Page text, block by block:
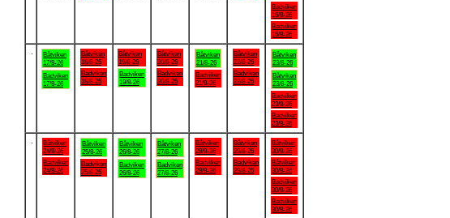
Badviken
16/8-26
Badviken
16/8-26
Båtviken
17/8-26
Badviken
17/8-26
Båtviken
18/8-26
Badviken
18/8-26
Båtviken
19/8-26
Badviken
19/8-26
Båtviken
20/8-26
Badviken
20/8-26
Båtviken
21/8-26
Badviken
21/8-26
Båtviken
22/8-26
Badviken
22/8-26
Båtviken
23/8-26
Båtviken
23/8-26
Badviken
23/8-26
Badviken
23/8-26
Båtviken
24/8-26
Badviken
24/8-26
Båtviken
25/8-26
Badviken
25/8-26
Båtviken
26/8-26
Badviken
26/8-26
Båtviken
27/8-26
Badviken
27/8-26
Båtviken
28/8-26
Badviken
28/8-26
Båtviken
29/8-26
Badviken
29/8-26
Båtviken
30/8-26
Båtviken
30/8-26
Badviken
30/8-26
Badviken
30/8-26